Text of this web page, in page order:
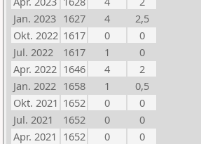
Jan. 2023 1627 4
2,5
Okt. 2022 1617 0
0
Jul. 2022
1617 1
0
Apr. 2022 1646 4
2
Jan. 2022 1658 1
0,5
Okt. 2021 1652 0
0
Jul. 2021
1652 0
0
Apr. 2021 1652 0
0